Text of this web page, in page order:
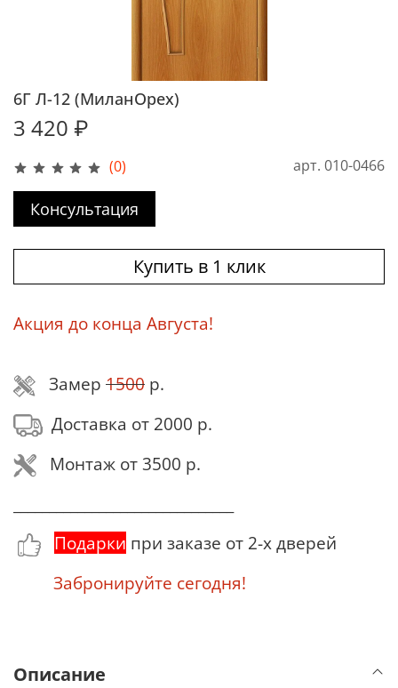
(0) арт. 010-0466
6Г Л-12 (МиланОрех)
3 420 ₽
Консультация
Купить в 1 клик
Акция до конца Августа!
Замер 1500 р.
Доставка от 2000 р.
Монтаж от 3500 р.
Подарки при заказе от 2-х дверей
Забронируйте сегодня!
Описание